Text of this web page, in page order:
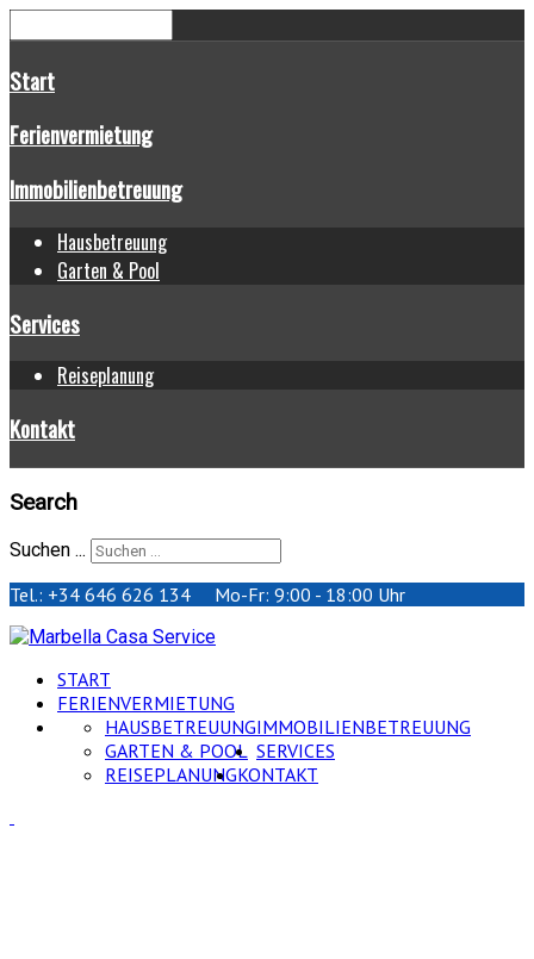
Start
Ferienvermietung
Immobilienbetreuung
Hausbetreuung
Garten & Pool
Services
Reiseplanung
Kontakt
Search
Suchen ...
Tel.: +34 646 626 134 Mo-Fr: 9:00 - 18:00 Uhr
START
FERIENVERMIETUNG
IMMOBILIENBETREUUNG
HAUSBETREUUNG
GARTEN & POOL SERVICES
REISEPLANUNGKONTAKT